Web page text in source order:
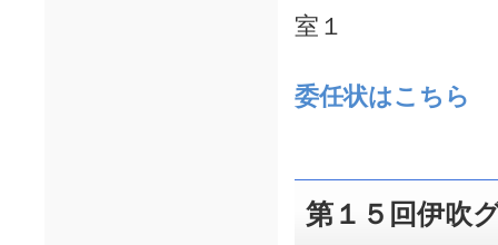
室１
委任状はこちら
第１５回伊吹